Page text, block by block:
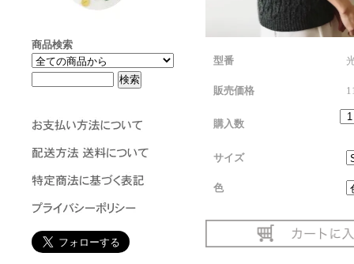
商品検索
型番
販売価格
購入数
サイズ
色